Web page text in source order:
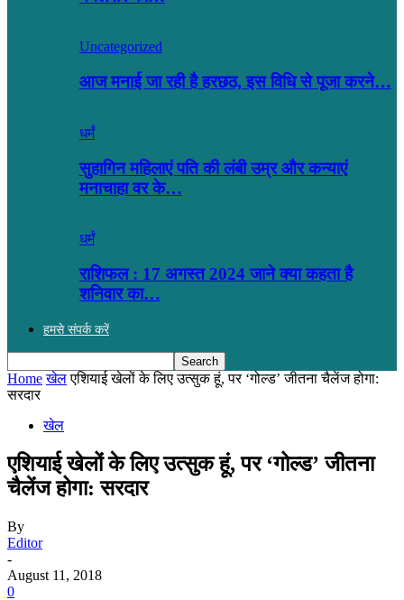
Uncategorized
आज मनाई जा रही है हरछठ, इस विधि से पूजा करने…
धर्मं
सुहागिन महिलाएं पति की लंबी उम्र और कन्याएं
मनाचाहा वर के…
धर्मं
राशिफल : 17 अगस्त 2024 जाने क्या कहता है
शनिवार का…
हमसे संपर्क करें
Home खेल एशियाई खेलों के लिए उत्सुक हूं, पर ‘गोल्ड’ जीतना चैलेंज होगा:
सरदार
खेल
एशियाई खेलों के लिए उत्सुक हूं, पर ‘गोल्ड’ जीतना
चैलेंज होगा: सरदार
By
Editor
-
August 11, 2018
0